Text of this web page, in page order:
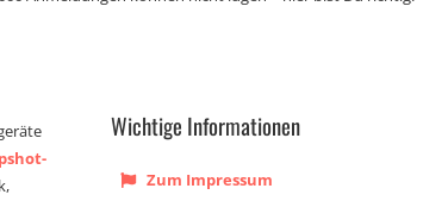
Wichtige Informationen
Zum Impressum